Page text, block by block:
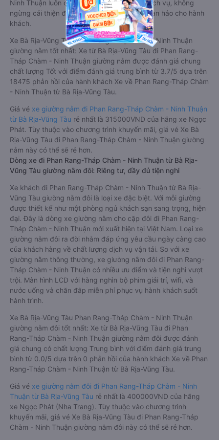
Ninh Thuận luôn chú trọng đến chất lượng dịch vụ, không
ngừng cải thiện để mang đến trải nghiệm hoàn hảo cho hành
khách.
Xe Bà Rịa-Vũng Tàu Phan Rang-Tháp Chàm - Ninh Thuận
giường nằm tốt nhất: Xe từ Bà Rịa-Vũng Tàu đi Phan Rang-
Tháp Chàm - Ninh Thuận giường nằm được đánh giá chung
chất lượng Tốt với điểm đánh giá trung bình từ 3.7/5 dựa trên
18475 phản hồi của hành khách Xe về Phan Rang-Tháp Chàm
- Ninh Thuận từ Bà Rịa-Vũng Tàu.
Giá vé xe giường nằm đi Phan Rang-Tháp Chàm - Ninh Thuận
từ Bà Rịa-Vũng Tàu rẻ nhất là 315000VND của hãng xe Ngọc
Phát. Tùy thuộc vào chương trình khuyến mãi, giá vé Xe Bà
Rịa-Vũng Tàu đi Phan Rang-Tháp Chàm - Ninh Thuận giường
nằm này có thể sẽ rẻ hơn.
Dòng xe đi Phan Rang-Tháp Chàm - Ninh Thuận từ Bà Rịa-
Vũng Tàu giường nằm đôi: Riêng tư, đầy đủ tiện nghi
Xe khách đi Phan Rang-Tháp Chàm - Ninh Thuận từ Bà Rịa-
Vũng Tàu giường nằm đôi là loại xe đặc biệt. Với mỗi giường
được thiết kế như một phòng ngủ khách sạn sang trọng, hiện
đại. Đây là dòng xe giường nằm cho cặp đôi đi Phan Rang-
Tháp Chàm - Ninh Thuận mới xuất hiện tại Việt Nam. Loại xe
giường nằm đôi ra đời nhằm đáp ứng yêu cầu ngày càng cao
của khách hàng về chất lượng dịch vụ vận tải. So với xe
giường nằm thông thường, xe giường nằm đôi đi Phan Rang-
Tháp Chàm - Ninh Thuận có nhiều ưu điểm và tiện nghi vượt
trội. Màn hình LCD với hàng nghìn bộ phim giải trí, wifi, và
nước uống và chăn đắp miễn phí phục vụ hành khách suốt
hành trình.
Xe Bà Rịa-Vũng Tàu Phan Rang-Tháp Chàm - Ninh Thuận
giường nằm đôi tốt nhất: Xe từ Bà Rịa-Vũng Tàu đi Phan
Rang-Tháp Chàm - Ninh Thuận giường nằm đôi được đánh
giá chung có chất lượng Trung bình với điểm đánh giá trung
bình từ 0.0/5 dựa trên 0 phản hồi của hành khách Xe về Phan
Rang-Tháp Chàm - Ninh Thuận từ Bà Rịa-Vũng Tàu.
Giá vé xe giường nằm đôi đi Phan Rang-Tháp Chàm - Ninh
Thuận từ Bà Rịa-Vũng Tàu rẻ nhất là 400000VND của hãng
xe Ngọc Phát (Nha Trang). Tùy thuộc vào chương trình
khuyến mãi, giá vé Xe Bà Rịa-Vũng Tàu đi Phan Rang-Tháp
Chàm - Ninh Thuận giường nằm đôi này có thể sẽ rẻ hơn.